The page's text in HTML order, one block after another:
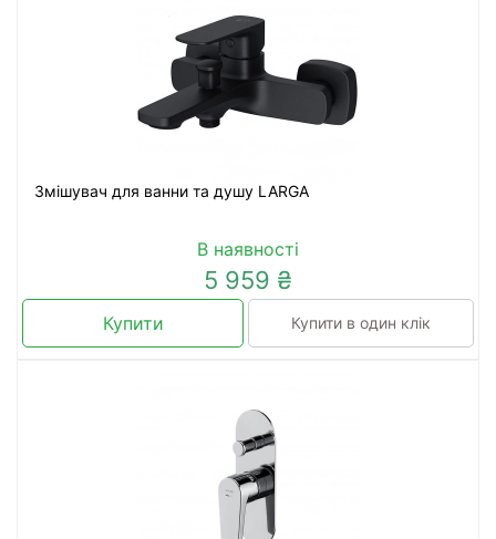
Змішувач для ванни та душу LARGA
В наявності
5 959 ₴
Купити Купити в один клік